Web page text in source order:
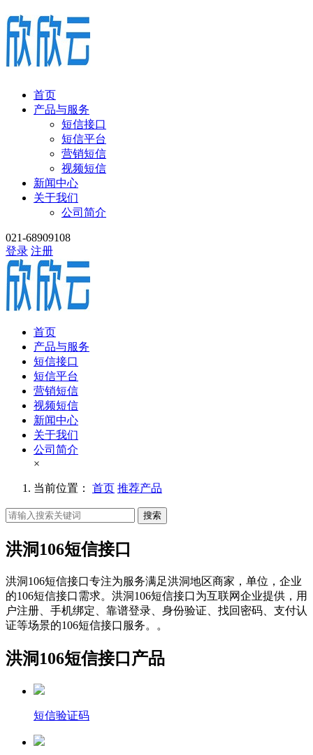
首页
产品与服务
短信接口
短信平台
营销短信
视频短信
新闻中心
关于我们
公司简介
021-68909108
登录 注册
首页
产品与服务
短信接口
短信平台
营销短信
视频短信
新闻中心
关于我们
公司简介
×
当前位置： 首页 推荐产品
搜索
洪洞106短信接口
洪洞106短信接口专注为服务满足洪洞地区商家，单位，企业
的106短信接口需求。洪洞106短信接口为互联网企业提供，用
户注册、手机绑定、靠谱登录、身份验证、找回密码、支付认
证等场景的106短信接口服务。。
洪洞106短信接口产品
短信验证码